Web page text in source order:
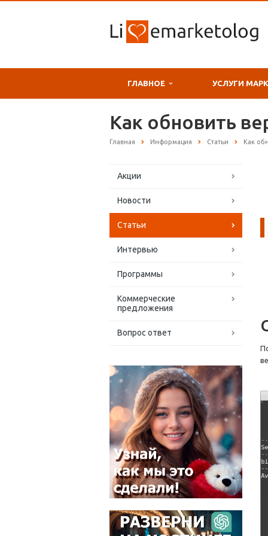
ГЛАВНОЕ УСЛУГИ
Как обновить
Главная Информация Статьи Как
Акции
Новости
Статьи
Интервью
Программы
Коммерческие
предложения
Вопрос ответ